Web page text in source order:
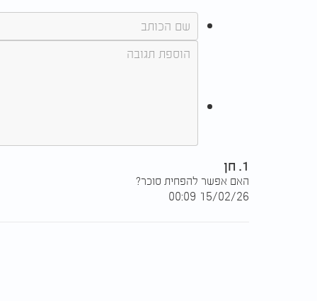
1. חן
האם אפשר להפחית סוכר?
15/02/26 00:09